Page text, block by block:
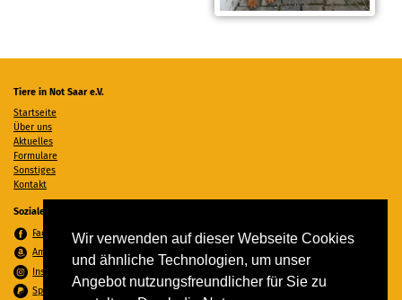
Wir verwenden auf dieser Webseite Cookies
und ähnliche Technologien, um unser
Angebot nutzungsfreundlicher für Sie zu
Tiere in Not Saar e.V.
Startseite
Über uns
Aktuelles
Formulare
Sonstiges
Kontakt
Soziale Medien
Facebook
Amazon Wunschzettel
Instagram
Spenden per PayPal